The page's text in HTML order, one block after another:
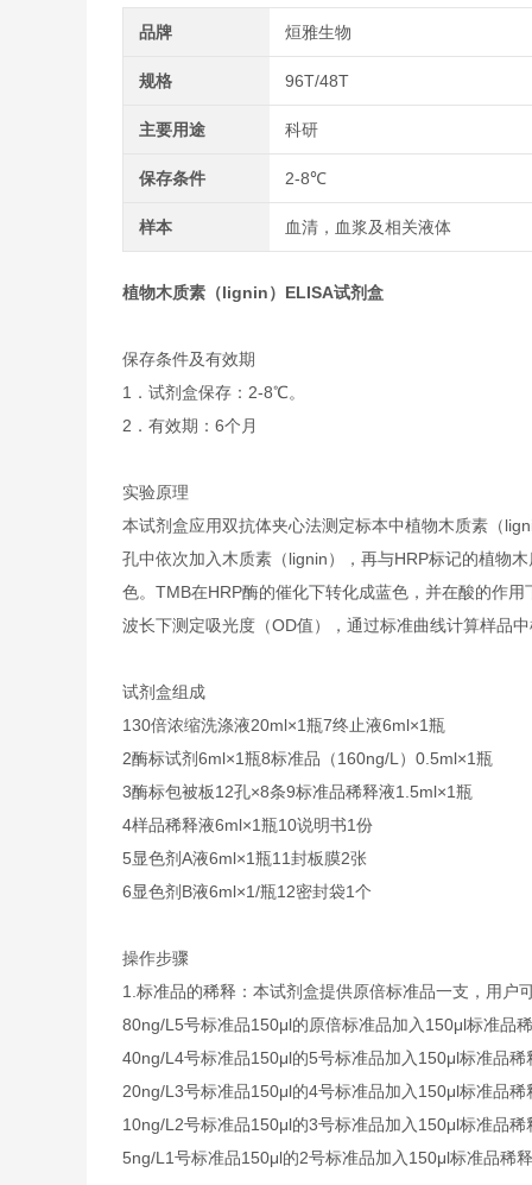
品牌 烜雅生物
规格 96T/48T
主要用途 科研
保存条件 2-8℃
样本 血清，血浆及相关液体
植物木质素（lignin）ELISA试剂盒
保存条件及有效期
1．试剂盒保存：2-8℃。
2．有效期：6个月
实验原理
本试剂盒应用双抗体夹心法测定标本中植物木质素（
孔中依次加入木质素（lignin），再与HRP标记的植物
色。TMB在HRP酶的催化下转化成蓝色，并在酸的作
波长下测定吸光度（OD值），通过标准曲线计算样品
试剂盒组成
130倍浓缩洗涤液20ml×1瓶7终止液6ml×1瓶
2酶标试剂6ml×1瓶8标准品（160ng/L） 0.5ml×1瓶
3酶标包被板12孔×8条9标准品稀释液1.5ml×1瓶
4样品稀释液6ml×1瓶10说明书1份
5显色剂A液6ml×1瓶11封板膜2张
6显色剂B液6ml×1/瓶12密封袋1个
操作步骤
1. 标准品的稀释：本试剂盒提供原倍标准品一支，用户
80ng/L 5号标准品150μl的原倍标准品加入150μl标准品
40ng/L 4号标准品150μl的5号标准品加入150μl标准品稀
20ng/L 3号标准品150μl的4号标准品加入150μl标准品稀
10ng/L 2号标准品150μl的3号标准品加入150μl标准品稀
5ng/L 1号标准品150μl的2号标准品加入150μl标准品稀